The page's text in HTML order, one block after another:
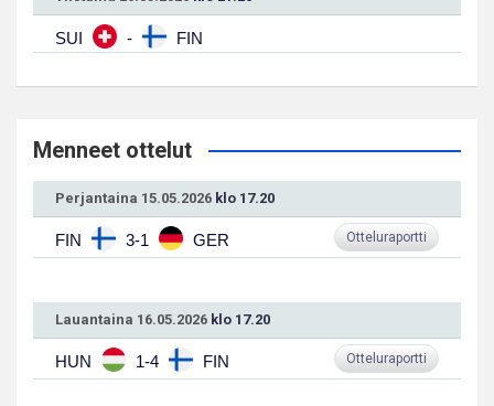
SUI - FIN
Menneet ottelut
Perjantaina 15.05.2026 klo 17.20
FIN 3-1 GER Otteluraportti
Lauantaina 16.05.2026 klo 17.20
HUN 1-4 FIN Otteluraportti